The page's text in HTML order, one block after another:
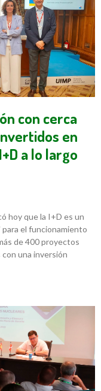
con cerca
en
a lo largo
hoy que la I+D es un
para el funcionamiento
de 400 proyectos
una inversión